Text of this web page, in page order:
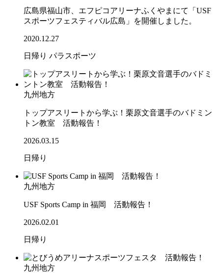
広島県福山市、エフピコアリーナふくやまにて「USF
スポーツフェスティバル広島」を開催しました。
2020.12.27
日帰り パラスポーツ
九州地方
トップアスリートから学ぶ！栗原文音選手のバドミン
トン教室 活動報告！
2026.03.15
日帰り
九州地方
USF Sports Camp in 福岡 活動報告！
2026.02.01
日帰り
九州地方